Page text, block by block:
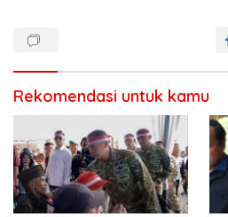
Rekomendasi untuk kamu